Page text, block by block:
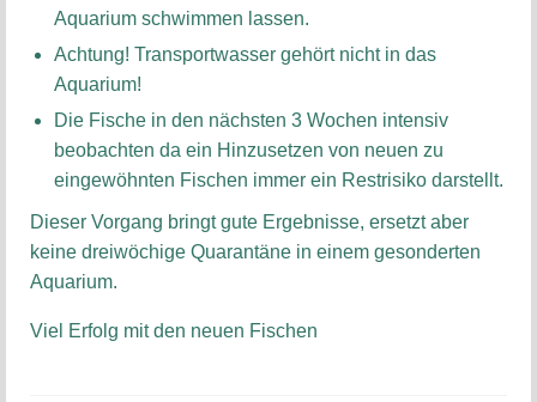
Aquarium schwimmen lassen.
Achtung! Transportwasser gehört nicht in das
Aquarium!
Die Fische in den nächsten 3 Wochen intensiv
beobachten da ein Hinzusetzen von neuen zu
eingewöhnten Fischen immer ein Restrisiko darstellt.
Dieser Vorgang bringt gute Ergebnisse, ersetzt aber
keine dreiwöchige Quarantäne in einem gesonderten
Aquarium.
Viel Erfolg mit den neuen Fischen